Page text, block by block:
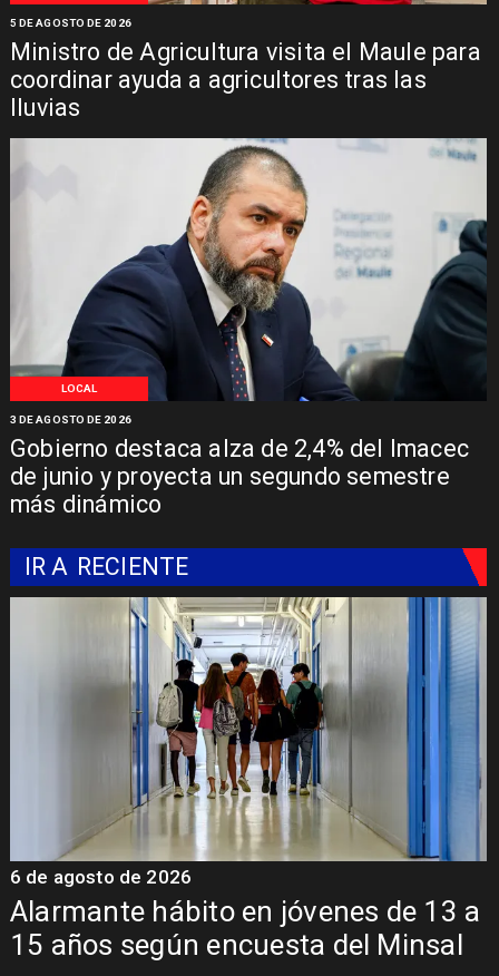
Ministro de Agricultura visita el Maule para
coordinar ayuda a agricultores tras las
lluvias
5 DE AGOSTO DE 2026
LOCAL
Gobierno destaca alza de 2,4% del Imacec
de junio y proyecta un segundo semestre
más dinámico
3 DE AGOSTO DE 2026
IR A RECIENTE
Aprueban creación del Parque
Sebastián Piñera con inversión de $4
6 de agosto de 2026